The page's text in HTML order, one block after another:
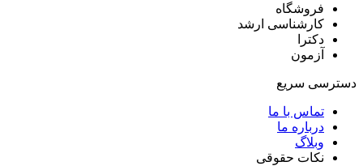
فروشگاه
کارشناسی ارشد
دکترا
آزمون
دسترسی سریع
تماس با ما
درباره ما
وبلاگ
نکات حقوقی